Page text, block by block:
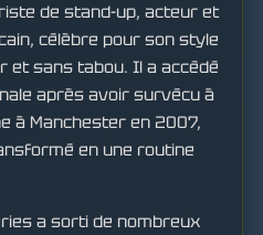
de stand-up, acteur et
célèbre pour son style
et sans tabou. Il a accédé
après avoir survécu à
à Manchester en 2007,
en une routine
a sorti de nombreux